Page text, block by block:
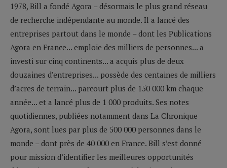
1978, Bill a fondé Agora – désormais le plus grand réseau
de recherche indépendante au monde. Il a lancé des
entreprises partout dans le monde – dont les Publications
Agora en France... emploie des milliers de personnes... a
investi sur cinq continents... a acquis plus de deux
douzaines d’entreprises... possède des centaines de milliers
d’acres de terrain... parcourt plus de 150 000 km chaque
année... et a lancé plus de 1 000 produits. Ses notes
quotidiennes, publiées notamment dans La Chronique
Agora, sont lues par plus de 500 000 personnes dans le
monde – dont près de 40 000 en France. Bill s’est donné
pour mission d’identifier les meilleures opportunités